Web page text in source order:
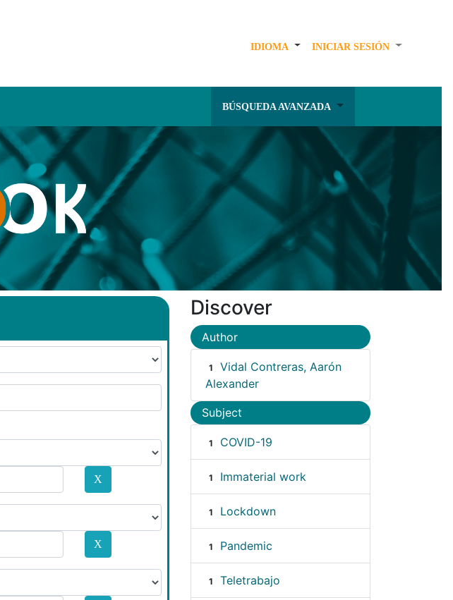
IDIOMA INICIAR SESIÓN
BÚSQUEDA AVANZADA
Discover
Author
1
Vidal Contreras, Aarón
Alexander
Subject
1 COVID-19
1 Immaterial work
1 Lockdown
1 Pandemic
1 Teletrabajo